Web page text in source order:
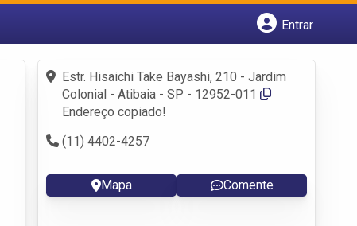
Entrar
Fazer login
Criar conta
Estr. Hisaichi Take Bayashi, 210 - Jardim
Colonial - Atibaia - SP - 12952-011
Endereço copiado!
(11) 4402-4257
Mapa Comente